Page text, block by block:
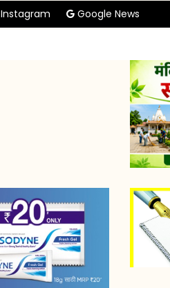
Instagram Google News